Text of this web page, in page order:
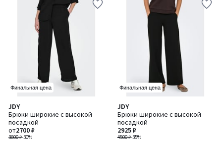
Финальная цена
JDY
Брюки широкие с высокой
посадкой
3600 ₽-30%
от2700 ₽
4,6
/ 5
Финальная цена
JDY
Брюки широкие с высокой
посадкой
4500 ₽-35%
2925 ₽
4,6
/ 5